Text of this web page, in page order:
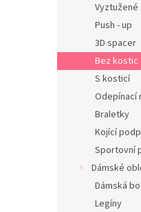
Vyztužené
Push - up
3D spacer
Bez kostic
S kosticí
Odepínací
Braletky
Kojící
Sportovní
Dámské
Dámská
Legíny